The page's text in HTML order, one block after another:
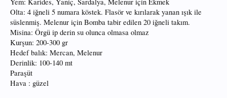
Olta: 4 iğneli 5 numara köstek. Flasör ve kırılarak yanan ışık ile
süslenmiş. Melenur için Bomba tabir edilen 20 iğneli takım.
Misina: Örgü ip derin su olunca olmasa olmaz
Kurşun: 200-300 gr
Hedef balık: Mercan, Melenur
Derinlik: 100-140 mt
Paraşüt
Hava : güzel